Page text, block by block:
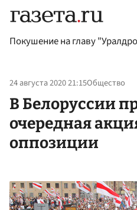
Покушение на главу
24 августа 2020 21:15Общество
В Белоруссии
очередная
оппозиции